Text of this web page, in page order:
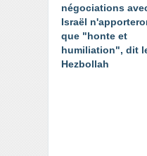
négociations
Israël
que "honte et
humiliation", dit
Hezbollah